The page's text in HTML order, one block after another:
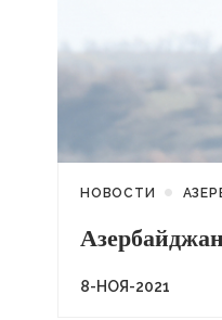
НОВОСТИ
8-НОЯ-2021